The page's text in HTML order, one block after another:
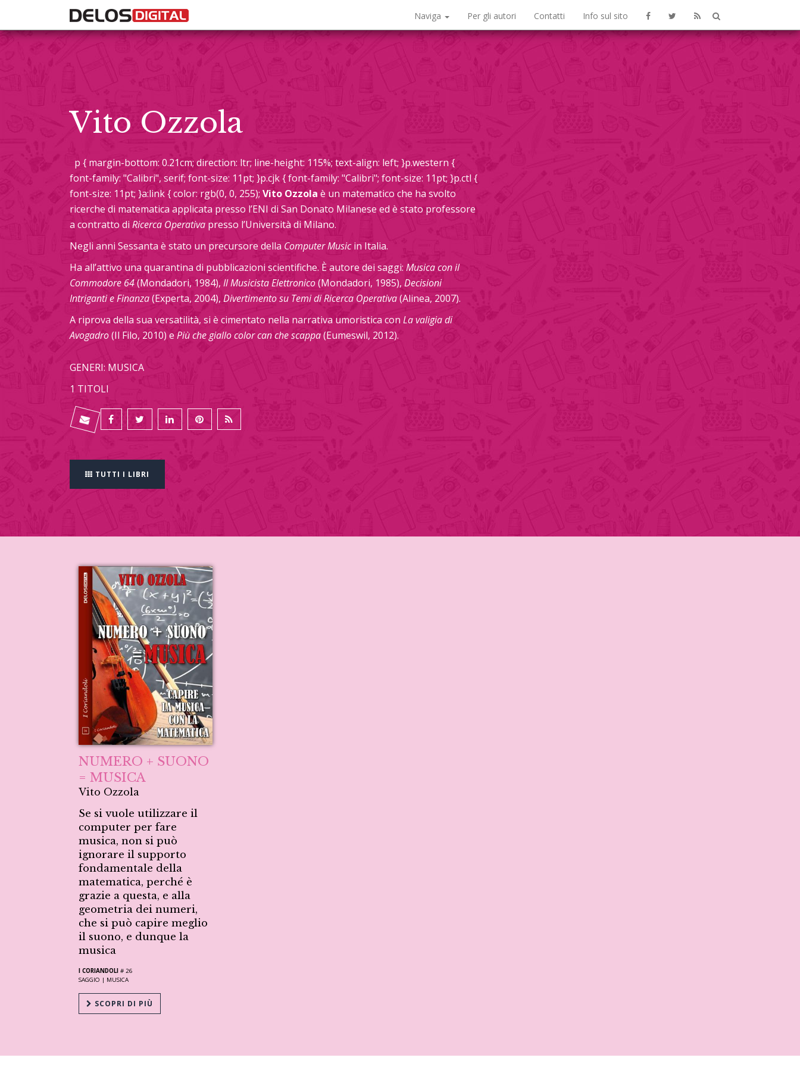
Naviga Per gli autori Contatti Info sul sito
Vito Ozzola
p { margin-bottom: 0.21cm; direction: ltr; line-height: 115%; text-align: left; }p.western {
font-family: "Calibri", serif; font-size: 11pt; }p.cjk { font-family: "Calibri"; font-size: 11pt; }p.ctl {
font-size: 11pt; }a:link { color: rgb(0, 0, 255); Vito Ozzola è un matematico che ha svolto
ricerche di matematica applicata presso l’ENI di San Donato Milanese ed è stato professore
a contratto di Ricerca Operativa presso l’Università di Milano.
Negli anni Sessanta è stato un precursore della Computer Musicin Italia.
Ha all’attivo una quarantina di pubblicazioni scientifiche. È autore dei saggi: Musica con il
Commodore 64(Mondadori, 1984), Il Musicista Elettronico(Mondadori, 1985), Decisioni
Intriganti e Finanza(Experta, 2004), Divertimento su Temi di Ricerca Operativa(Alinea, 2007).
A riprova della sua versatilità, si è cimentato nella narrativa umoristica con La valigia di
Avogadro(Il Filo, 2010) ePiù che giallo color can che scappa(Eumeswil, 2012).
GENERI: MUSICA
1 TITOLI
TUTTI I LIBRI
NUMERO + SUONO
= MUSICA
Vito Ozzola
Se si vuole utilizzare il
computer per fare
musica, non si può
ignorare il supporto
fondamentale della
matematica, perché è
grazie a questa, e alla
geometria dei numeri,
che si può capire meglio
il suono, e dunque la
musica
I CORIANDOLI # 26
SAGGIO | MUSICA
SCOPRI DI PIÙ